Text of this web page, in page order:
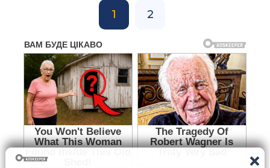
1 2